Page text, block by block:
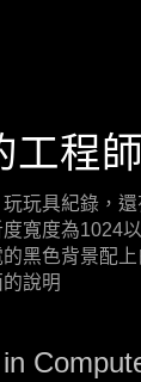
工程師
玩具紀錄，
寬度為1024
黑色背景配
說明